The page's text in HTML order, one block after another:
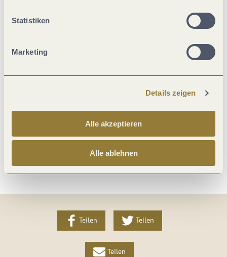
Statistiken
Marketing
Details zeigen
Alle akzeptieren
Alle ablehnen
Teilen Teilen
Teilen